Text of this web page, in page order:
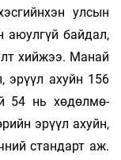
улсын
байдал,
хийжээ. Ма­най
эрүүл ахуйн 156
54 нь хөдөл­мө­­
эрүүл ахуйн,
стандарт аж.